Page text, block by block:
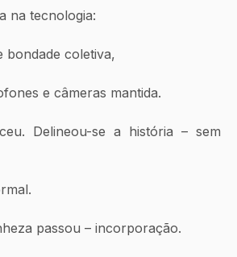
na tecnologia:
bondade coletiva,
e câmeras mantida.
Delineou-se a história – sem
passou – incorporação.